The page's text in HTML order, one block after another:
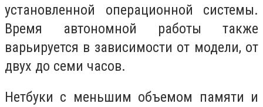
установленной операционной системы.
Время автономной работы также
варьируется в зависимости от модели, от
двух до семи часов.
Нетбуки с меньшим объемом памяти и